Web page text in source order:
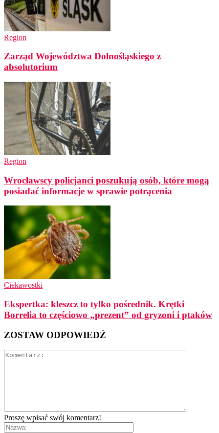
Region
Zarząd Województwa Dolnośląskiego z
absolutorium
Region
Wrocławscy policjanci poszukują osób, które mogą
posiadać informacje w sprawie potrącenia
Ciekawostki
Ekspertka: kleszcz to tylko pośrednik. Krętki
Borrelia to częściowo „prezent” od gryzoni i ptaków
ZOSTAW ODPOWIEDŹ
Proszę wpisać swój komentarz!